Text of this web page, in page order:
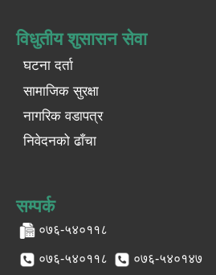
विधुतीय शुसासन सेवा
घटना दर्ता
सामाजिक सुरक्षा
नागरिक वडापत्र
निवेदनको ढाँचा
सम्पर्क
०७६-५४०११८
०७६-५४०११८ ०७६-५४०१४७